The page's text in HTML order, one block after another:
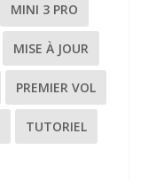
MINI 3 PRO
MISE À JOUR
PREMIER VOL
TUTORIEL